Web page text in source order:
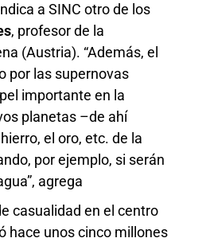
a SINC otro de los
, profesor de la
(Austria). “Además, el
por las supernovas
importante en la
planetas –de ahí
el oro, etc. de la
por ejemplo, si serán
agrega
casualidad en el centro
hace unos cinco millones